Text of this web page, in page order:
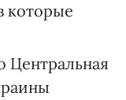
которые
Центральная